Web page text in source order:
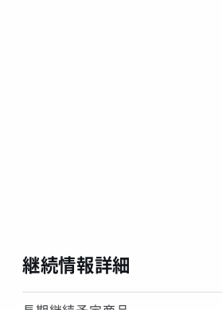
継続情報詳細